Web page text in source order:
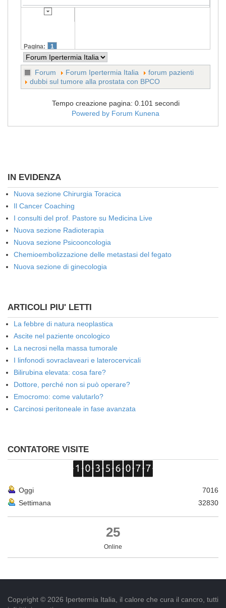
Pagina: 1
Forum Forum Ipertermia Italia
forum pazienti
dubbi sul tumore alla prostata con BPCO
Tempo creazione pagina: 0.101 secondi
Powered by Forum Kunena
IN EVIDENZA
Nuova sezione Chirurgia Toracica
Il Cancer Coaching
I consulti del prof. Pastore su Medicina Live
Nuova sezione Radioterapia
Nuova sezione Psicooncologia
Chemioembolizzazione delle metastasi del fegato
Nuova sezione di ginecologia
ARTICOLI PIU' LETTI
La febbre di natura neoplastica
Ascite nel paziente oncologico
La necrosi nella massa tumorale
I linfonodi sovraclaveari e laterocervicali
Bilirubina elevata: cosa fare?
Dottore, perché non si può operare?
Emocromo: come valutarlo?
Carcinosi peritoneale in fase avanzata
CONTATORE VISITE
Oggi
7016
Settimana
32830
25
Online
Copyright © 2026 Ipertermia Italia, il calore che cura il cancro, tutti